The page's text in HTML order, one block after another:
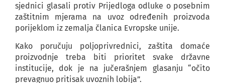
sjednici glasali protiv Prijedloga odluke o posebnim
zaštitnim mjerama na uvoz određenih proizvoda
porijeklom iz zemalja članica Evropske unije.
Kako poručuju poljoprivrednici, zaštita domaće
proizvodnje treba biti prioritet svake državne
institucije, dok je na jučerašnjem glasanju “očito
prevagnuo pritisak uvoznih lobija”.